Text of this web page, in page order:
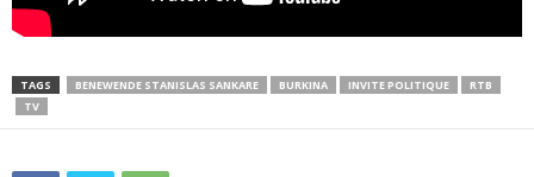
TAGS BENEWENDE STANISLAS SANKARE BURKINA INVITE POLITIQUE
RTB
TV